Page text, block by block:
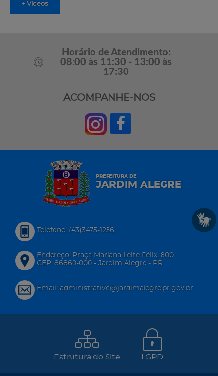
+ Vídeos
Horário de Atendimento:
08:00 às 11:30 - 13:00 às
17:30
ACOMPANHE-NOS
PREFEITURA DE
JARDIM ALEGRE
Telefone: (43)3475-1256
Endereço: Praça Mariana Leite Félix, 800
CEP: 86860-000 - Jardim Alegre - PR
Email: administrativo@jardimalegre.pr.gov.br
Estrutura do Site LGPD